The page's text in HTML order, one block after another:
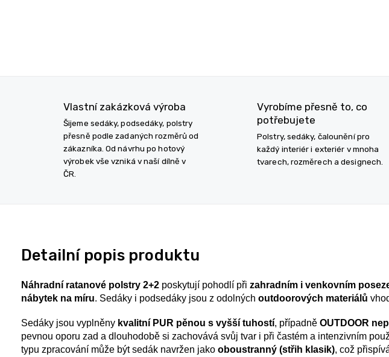
Vlastní zakázková výroba
Šijeme sedáky, podsedáky, polstry
přesně podle zadaných rozměrů od
zákazníka. Od návrhu po hotový
výrobek vše vzniká v naší dílně v
ČR.
Vyrobíme přesně to, co
potřebujete
Polstry, sedáky, čalounění pro
každý interiér i exteriér v mnoha
tvarech, rozměrech a designech.
Detailní popis produktu
Náhradní ratanové polstry 2+2 poskytují pohodlí při zahradním i venkovním
nábytek na míru. Sedáky i podsedáky jsou z odolných outdoorových materiálů
Sedáky jsou vyplněny kvalitní PUR pěnou s vyšší tuhostí, případně OUTDOOR
pevnou oporu zad a dlouhodobě si zachovává svůj tvar i při častém a intenzivním
typu zpracování může být sedák navržen jako oboustranný (střih klasik), což